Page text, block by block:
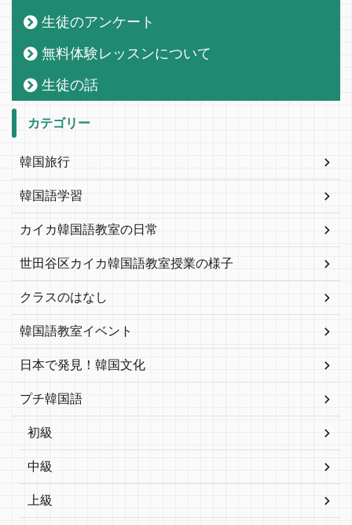
生徒のアンケート
無料体験レッスンについて
生徒の話
カテゴリー
韓国旅行
韓国語学習
カイカ韓国語教室の日常
世田谷区カイカ韓国語教室授業の様子
クラスのはなし
韓国語教室イベント
日本で発見！韓国文化
プチ韓国語
初級
中級
上級